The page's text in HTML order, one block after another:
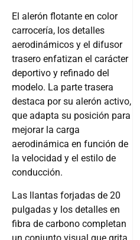
El alerón flotante en color
carrocería, los detalles
aerodinámicos y el difusor
trasero enfatizan el carácter
deportivo y refinado del
modelo. La parte trasera
destaca por su alerón activo,
que adapta su posición para
mejorar la carga
aerodinámica en función de
la velocidad y el estilo de
conducción.
Las llantas forjadas de 20
pulgadas y los detalles en
fibra de carbono completan